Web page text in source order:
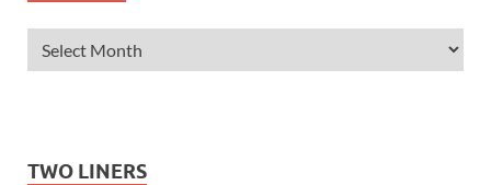
TWO LINERS